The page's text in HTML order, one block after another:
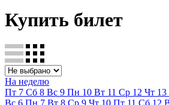
Купить билет
На неделю
Пт 7 Сб 8 Вс 9 Пн 10 Вт 11 Ср 12 Чт 13
Вс 6 Пн 7 Вт 8 Ср 9 Чт 10 Пт 11 Сб 12